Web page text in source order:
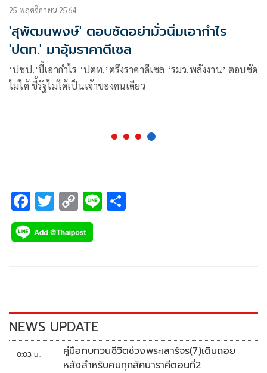
25 พฤศจิกายน 2564
'สุพัฒนพงษ์' ตอบชัดอย่ามั่วนิ่มเอากำไร
'ปตท.' มาอุ้มราคาดีเซล
‘ปชป.’บี้เอากำไร ‘ปตท.’ตรึงราคาดีเซล ‘รมว.พลังงาน’ ตอบชัด
ไม่ได้ ชี้รัฐไม่ได้เป็นเจ้าของคนเดียว
F
ac
e
k
T
wi
tt
C
o
p
k
Li
NEWS UPDATE
0:03 น.
คู่มือทบทวนชีวิตช่วงพระเสาร์จร(7)เดินถอย
หลังสำหรับคนทุกลัคนาราศีตอนที่2